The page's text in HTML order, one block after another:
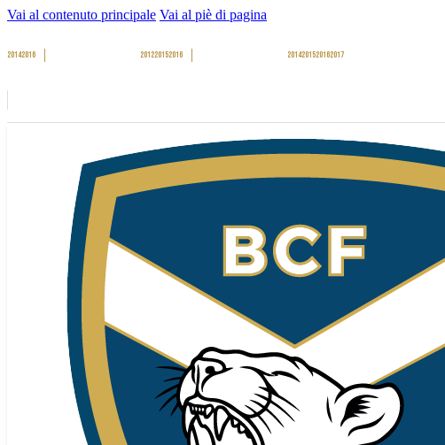
Vai al contenuto principale Vai al piè di pagina
20142016 201220152016 2014201520162017